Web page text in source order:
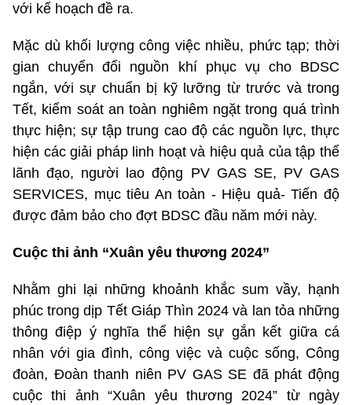
với kế hoạch đề ra.
Mặc dù khối lượng công việc nhiều, phức tạp; thời
gian chuyển đổi nguồn khí phục vụ cho BDSC
ngắn, với sự chuẩn bị kỹ lưỡng từ trước và trong
Tết, kiểm soát an toàn nghiêm ngặt trong quá trình
thực hiện; sự tập trung cao độ các nguồn lực, thực
hiện các giải pháp linh hoạt và hiệu quả của tập thể
lãnh đạo, người lao động PV GAS SE, PV GAS
SERVICES, mục tiêu An toàn - Hiệu quả- Tiến độ
được đảm bảo cho đợt BDSC đầu năm mới này.
Cuộc thi ảnh “Xuân yêu thương 2024”
Nhằm ghi lại những khoảnh khắc sum vầy, hạnh
phúc trong dịp Tết Giáp Thìn 2024 và lan tỏa những
thông điệp ý nghĩa thể hiện sự gắn kết giữa cá
nhân với gia đình, công việc và cuộc sống, Công
đoàn, Đoàn thanh niên PV GAS SE đã phát động
cuộc thi ảnh “Xuân yêu thương 2024” từ ngày